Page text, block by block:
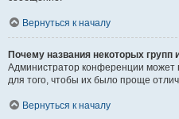
Вернуться к началу
Почему названия некоторых групп
Администратор конференции может
для того, чтобы их было проще
Вернуться к началу